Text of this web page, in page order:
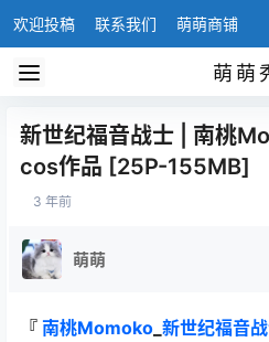
欢迎投稿 联系我们 萌萌商铺
萌萌
新世纪福音战士 | 南桃
cos作品 [25P-155MB]
3 年前
萌萌
『 南桃Momoko 新世纪福音